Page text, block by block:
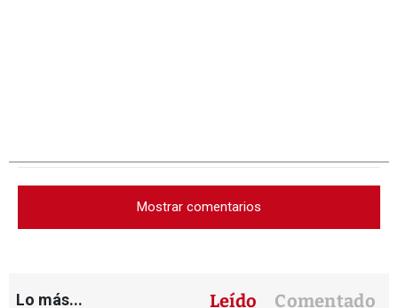
Mostrar comentarios
Lo más... Leído Comentado